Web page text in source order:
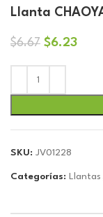
Llanta
$6.67 El
era:
$6.23El
SKU: JV01228
Categorías: Llantas